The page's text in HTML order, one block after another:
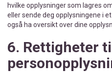
hvilke opplysninger som lagres
eller sende deg opplysningene i
også ha oversikt over dine
6. Rettigheter